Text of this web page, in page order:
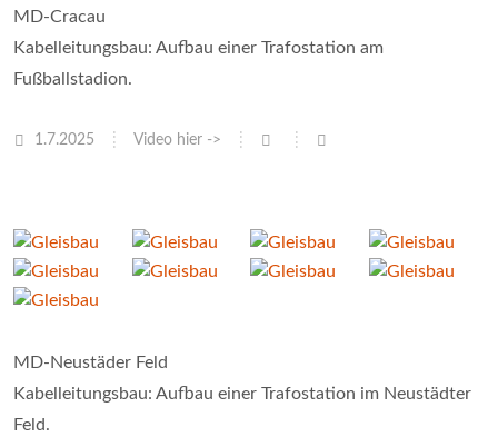
MD-Cracau
Kabelleitungsbau: Aufbau einer Trafostation am
Fußballstadion.
1.7.2025 Video hier ->
MD-Neustäder Feld
Kabelleitungsbau: Aufbau einer Trafostation im Neustädter
Feld.